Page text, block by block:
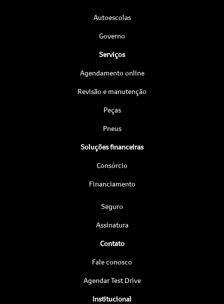
Autoescolas
Governo
Serviços
Agendamento online
Revisão e manutenção
Peças
Pneus
Soluções financeiras
Consórcio
Financiamento
Seguro
Assinatura
Contato
Fale conosco
Agendar Test Drive
Institucional